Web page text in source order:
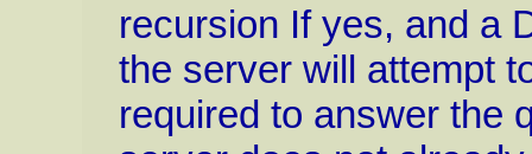
recursion If yes, and a
the server will attempt
required to answer the